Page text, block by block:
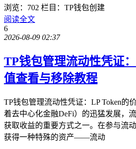
浏览：702 栏目：TP钱包创建
阅读全文
6
2026-08-09 02:37
TP钱包管理流动性凭证
值查看与移除教程
TP钱包管理流动性凭证：LP Token的
着去中心化金融DeFi）的迅猛发展，
获取收益的重要方式之一。在参与流
获得一种特殊的资产——流动